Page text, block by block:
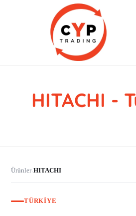
CYP Trading
Professionelle Ersatzteilbeschaffung
HITACHI -
Ürünler›HITACHI
TÜRKIYE